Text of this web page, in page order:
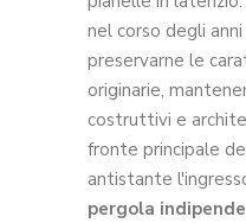
nel corso degli
preservarne le
originarie,
costruttivi e
fronte principale
antistante
pergola